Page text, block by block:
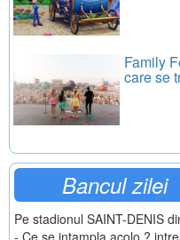
Family
care se
Bancul zilei
Pe stadionul SAINT-DENIS
- Ce se intampla acolo ?